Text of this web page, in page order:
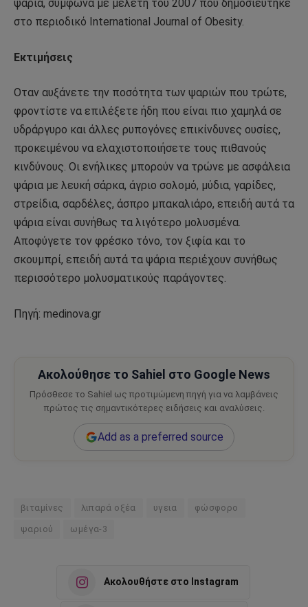
ψάρια, σύμφωνα με μελέτη του 2007 που δημοσιεύτηκε
στο περιοδικό Ιnternational Journal of Obesity.
Εκτιμήσεις
Οταν αυξάνετε την ποσότητα των ψαριών που τρώτε,
φροντίστε να επιλέξετε ήδη που είναι πιο χαμηλά σε
υδράργυρο και άλλες ρυπογόνες επικίνδυνες ουσίες,
προκειμένου να ελαχιστοποιήσετε τους πιθανούς
κινδύνους. Οι ενήλικες μπορούν να τρώνε με ασφάλεια
ψάρια με λευκή σάρκα, άγριο σολομό, μύδια, γαρίδες,
στρείδια, σαρδέλες, άσπρο μπακαλιάρο, επειδή αυτά τα
ψάρια είναι συνήθως τα λιγότερο μολυσμένα.
Αποφύγετε τον φρέσκο τόνο, τον ξιφία και το
σκουμπρί, επειδή αυτά τα ψάρια περιέχουν συνήθως
περισσότερο μολυσματικούς παράγοντες.
Πηγή: medinova.gr
Ακολούθησε το Sahiel στο Google News
Πρόσθεσε το Sahiel ως προτιμώμενη πηγή για να λαμβάνεις
πρώτος τις σημαντικότερες ειδήσεις και αναλύσεις.
Add as a preferred source
βιταμίνες λιπαρά οξέα υγεια φώσφορο
ψαριού ωμέγα-3
Ακολουθήστε στο Instagram